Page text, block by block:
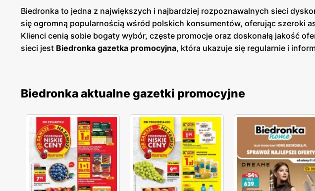
Biedronka to jedna z największych i najbardziej rozpoznawalnych sieci
się ogromną popularnością wśród polskich konsumentów, oferując szeroki
Klienci cenią sobie bogaty wybór, częste promocje oraz doskonałą jakość
sieci jest Biedronka gazetka promocyjna, która ukazuje się regularnie i
prezentuje aktualne promocje, specjalne oferty i sezonowe wyprzedaże,
szeroki wybór produktów pochodzących od rodzimych dostawców. Dzięki
zdrowym trybem życia. Sieć sklepów Biedronka jest obecna w całej
Sklepy są zlokalizowane zarówno w dużych miastach, jak i mniejszych
jakość obsługi oraz komfort zakupów, co przekłada się na zadowolenie i
nieustannie dostosowuje swoją ofertę do potrzeb klientów, wprowadzając
cenową. To miejsce, gdzie zakupy stają się przyjemnością, a każdy klient
Biedronka aktualne gazetki promocyjne